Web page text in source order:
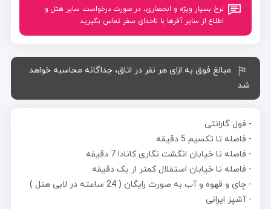
نرخ بسیار ویژه و انحصاری، در صورت درخواست سایر هتل و
اطلاع از سایر آفرها با ناخدای سفر تماس بگیرید.
.مبالغ فوق به ازای هر نفر در اتاق، جداگانه محاسبه خواهد
شد
- فول گارانتی
- فاصله تا تکسیم 5 دقیقه
- فاصله تا خیابان انگشت نگاری کانادا 7 دقیقه
- فاصله تا خیابان استقلال کمتر از یک دقیقه
- چای و قهوه و آب به صورت رایگان ( 24 ساعته در لابی هتل )
- آشپز ایرانی